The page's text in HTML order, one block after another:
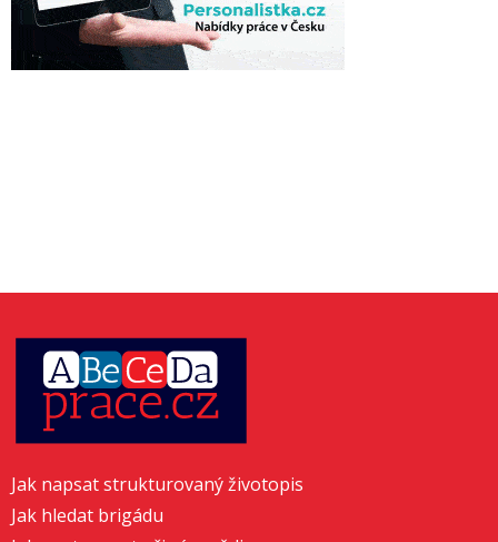
Jak napsat strukturovaný životopis
Jak hledat brigádu